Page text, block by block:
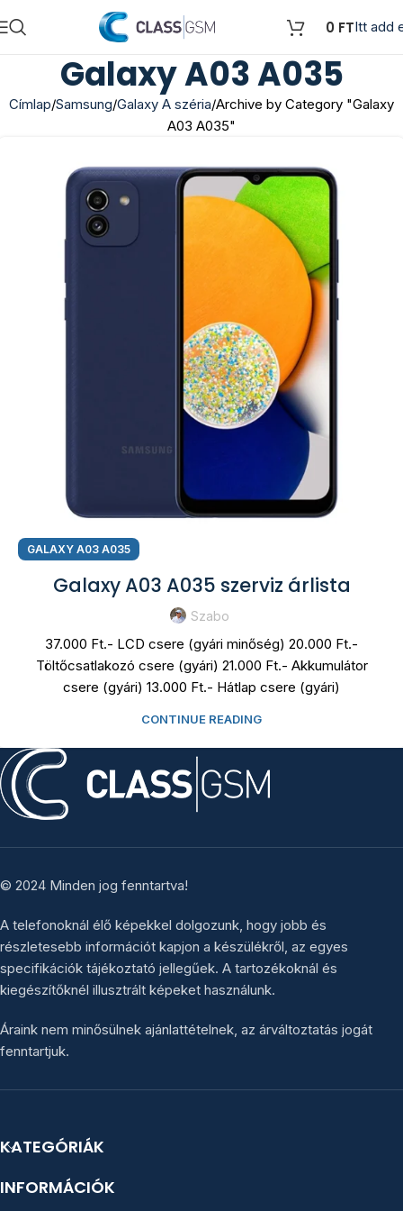
0 FTItt add
Galaxy A03 A035
Címlap Samsung Galaxy A széria Archive by Category "Galaxy
A03 A035"
GALAXY A03 A035
Galaxy A03 A035 szerviz árlista
Szabo
37.000 Ft.- LCD csere (gyári minőség) 20.000 Ft.-
Töltőcsatlakozó csere (gyári) 21.000 Ft.- Akkumulátor
csere (gyári) 13.000 Ft.- Hátlap csere (gyári)
CONTINUE READING
© 2024 Minden jog fenntartva!
A telefonoknál élő képekkel dolgozunk, hogy jobb és
részletesebb információt kapjon a készülékről, az egyes
specifikációk tájékoztató jellegűek. A tartozékoknál és
kiegészítőknél illusztrált képeket használunk.
Áraink nem minősülnek ajánlattételnek, az árváltoztatás jogát
fenntartjuk.
KATEGÓRIÁK
INFORMÁCIÓK